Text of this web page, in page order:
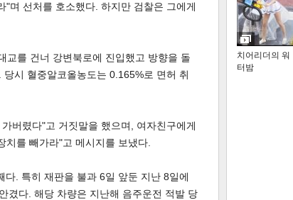
며 선처를 호소했다. 하지만 검찰은 그에게
교를 건너 강변북로에 진입했고 방향을 돌
시 혈중알코올농도는 0.165%로 면허 취
버렸다"고 거짓말을 했으며, 여자친구에게
를 빼가라"고 메시지를 보냈다.
. 특히 재판을 불과 6일 앞둔 지난 8일에
겼다. 해당 차량은 지난해 음주운전 적발 당
치어리더의 워
터밤